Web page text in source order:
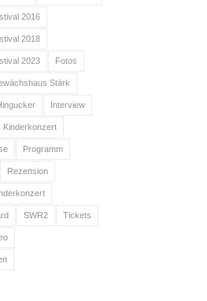
2016
2018
2023 Fotos
Stärk
Interview
Kinderkonzert
Programm
Rezension
SWR2 Tickets